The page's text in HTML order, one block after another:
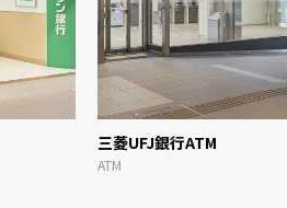
三菱UFJ銀行ATM
ATM